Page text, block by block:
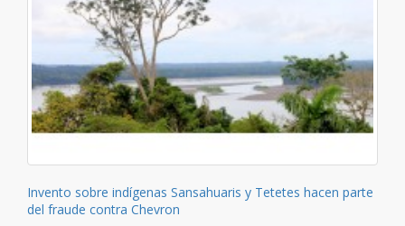
Invento sobre indígenas Sansahuaris y Tetetes hacen parte
del fraude contra Chevron